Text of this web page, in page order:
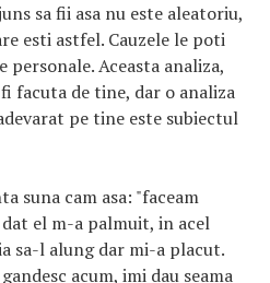
sa fii asa nu este aleatoriu,
esti astfel. Cauzele le poti
personale. Aceasta analiza,
facuta de tine, dar o analiza
pe tine este subiectul
suna cam asa: "faceam
el m-a palmuit, in acel
sa-l alung dar mi-a placut.
acum, imi dau seama